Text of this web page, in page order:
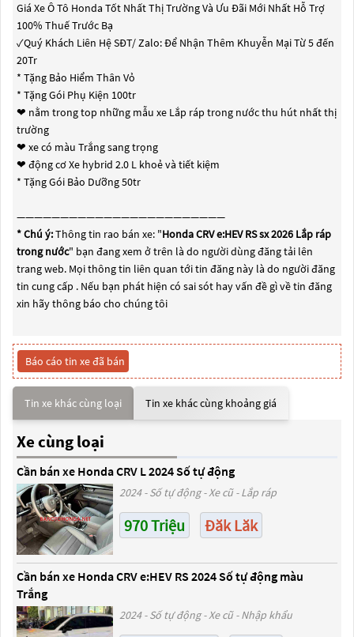
Giá Xe Ô Tô Honda Tốt Nhất Thị Trường Và Ưu Đãi Mới Nhất Hỗ Trợ
100% Thuế Trước Bạ
✓Quý Khách Liên Hệ SĐT/ Zalo: Để Nhận Thêm Khuyễn Mại Từ 5 đến
20Tr
* Tặng Bảo Hiểm Thân Vỏ
* Tặng Gói Phụ Kiện 100tr
❤ nằm trong top những mẫu xe Lắp ráp trong nước thu hút nhất thị
trường
❤ xe có màu Trắng sang trọng
❤ động cơ Xe hybrid 2.0 L khoẻ và tiết kiệm
* Tặng Gói Bảo Dưỡng 50tr
————————————————————————
* Chú ý:Thông tin rao bán xe: "Honda CRV e:HEV RS sx 2026 Lắp ráp
trong nước" bạn đang xem ở trên là do người dùng đăng tải lên
trang web. Mọi thông tin liên quan tới tin đăng này là do người đăng
tin cung cấp . Nếu bạn phát hiện có sai sót hay vấn đề gì về tin đăng
xin hãy thông báo cho chúng tôi
Báo cáo tin xe đã bán
Tin xe khác cùng loại Tin xe khác cùng khoảng giá
Xe cùng loại
Cần bán xe Honda CRV L 2024 Số tự động
2024 - Số tự động - Xe cũ - Lắp ráp
970 Triệu Đăk Lăk
Cần bán xe Honda CRV e:HEV RS 2024 Số tự động màu
Trắng
2024 - Số tự động - Xe cũ - Nhập khẩu